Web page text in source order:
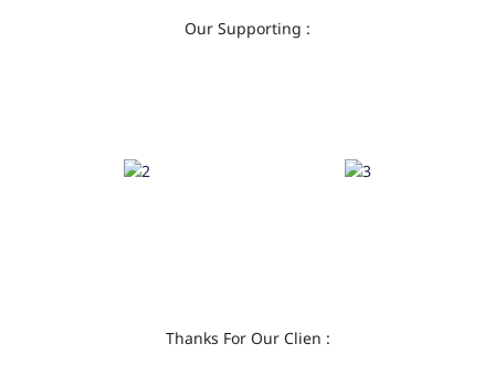
Our Supporting :
Thanks For Our Clien :